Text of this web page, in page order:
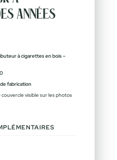
années
à cigarettes en bois –
fabrication
visible sur les photos